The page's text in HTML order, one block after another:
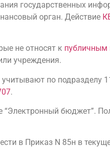
государственных
орган. Действие
не относят к
учреждения.
по подразделу
.
бюджет”.
в Приказ N 85н в